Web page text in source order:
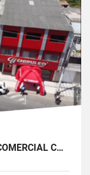
LA LIBERTAD SANTA ELENA PASE COMERCIAL CON 8 LOCALES EN VENTA